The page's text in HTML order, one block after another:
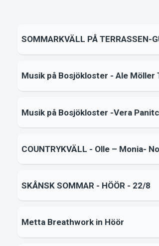
SOMMARKVÄLL PÅ TERRASSEN-
Musik på Bosjökloster - Ale Möller
Musik på Bosjökloster -Vera
COUNTRYKVÄLL - Olle – Monia-
SKÅNSK SOMMAR - HÖÖR - 22/8
Metta Breathwork in Höör